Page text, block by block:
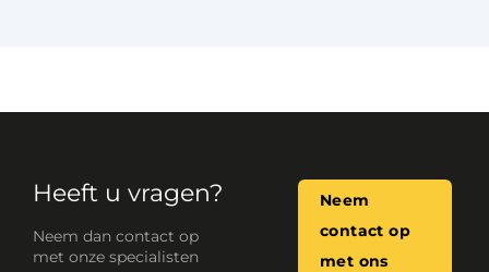
Heeft u vragen?
Neem dan contact op
met onze specialisten
Neem
contact op
met ons